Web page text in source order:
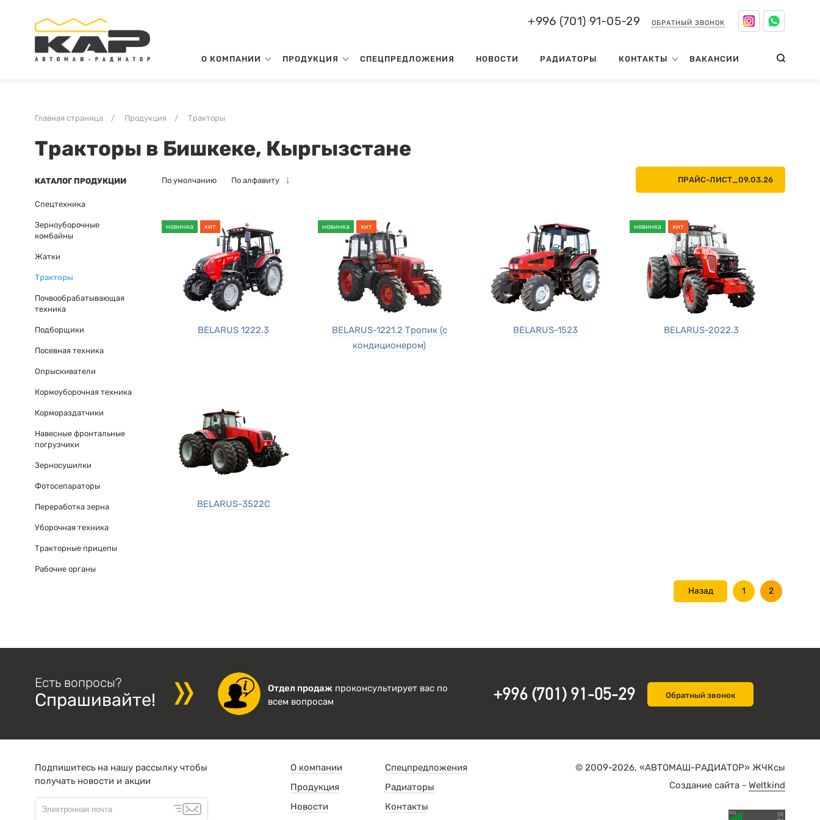
+996 (701) 91-05-29 ОБРАТНЫЙ ЗВОНОК
О КОМПАНИИ ПРОДУКЦИЯ СПЕЦПРЕДЛОЖЕНИЯ НОВОСТИ РАДИАТОРЫ КОНТАКТЫ ВАКАНСИИ
Главная страница / Продукция / Тракторы
Тракторы в Бишкеке, Кыргызстане
КАТАЛОГ ПРОДУКЦИИ
Спецтехника
Зерноуборочные
комбайны
Жатки
Тракторы
Почвообрабатывающая
техника
Подборщики
Посевная техника
Опрыскиватели
Кормоуборочная техника
Кормораздатчики
Навесные фронтальные
погрузчики
Зерносушилки
Фотосепараторы
Переработка зерна
Уборочная техника
Тракторные прицепы
Рабочие органы
По умолчанию По алфавиту ПРАЙС-ЛИСТ_09.03.26
BELARUS 1222.3
новинка хит
BELARUS-1221.2 Тропик (с
кондиционером)
новинка хит
BELARUS-1523 BELARUS-2022.3
новинка хит
BELARUS-3522C
Назад 1 2
Есть вопросы?
Спрашивайте!
Отдел продаж проконсультирует вас по
всем вопросам
+996 (701) 91-05-29 Обратный звонок
Подпишитесь на нашу рассылку чтобы
получать новости и акции
О компании
Продукция
Новости
Спецпредложения
Радиаторы
Контакты
© 2009-2026, «АВТОМАШ-РАДИАТОР» ЖЧКсы
Создание сайта - Weltkind